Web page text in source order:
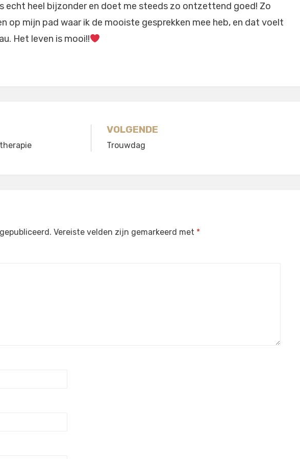
echt heel bijzonder en doet me steeds zo ontzettend goed! Zo
op mijn pad waar ik de mooiste gesprekken mee heb, en dat voelt
Het leven is mooi!!
VOLGENDE
Trouwdag
Vereiste velden zijn gemarkeerd met *